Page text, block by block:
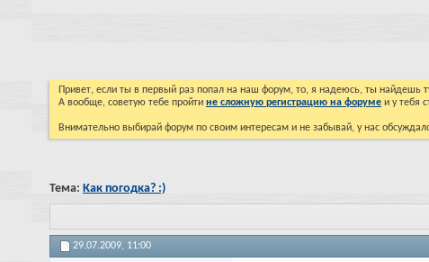
Привет, если ты в первый раз попал на наш форум, то, я надеюсь, ты найдешь
А вообще, советую тебе пройти не сложную регистрацию на форуме и у тебя
Внимательно выбирай форум по своим интересам и не забывай, у нас
Тема: Как погодка? :)
29.07.2009, 11:00